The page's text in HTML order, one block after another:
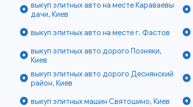
выкуп элитных авто на месте Караваевы
дачи, Киев
выкуп элитных авто на месте г. Фастов
выкуп элитных авто дорого Позняки,
Киев
выкуп элитных авто дорого Деснянский
район, Киев
выкуп элитных машин Святошино, Киев